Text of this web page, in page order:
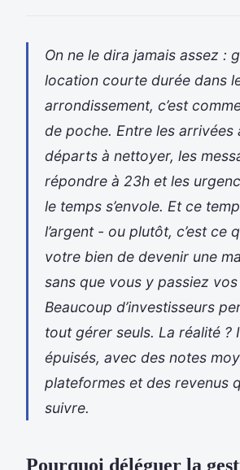
On ne le dira jamais assez :
location courte durée dans
arrondissement, c’est
de poche. Entre les arrivées
départs à nettoyer, les
répondre à 23h et les
le temps s’envole. Et ce
l’argent - ou plutôt, c’est ce
votre bien de devenir une
sans que vous y passiez
Beaucoup d’investisseurs
tout gérer seuls. La réalité ?
épuisés, avec des notes
plateformes et des revenus
suivre.
Pourquoi déléguer la